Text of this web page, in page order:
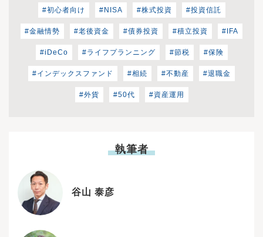
#初心者向け #NISA #株式投資 #投資信託
#金融情勢 #老後資金 #債券投資 #積立投資 #IFA
#iDeCo #ライフプランニング #節税 #保険
#インデックスファンド #相続 #不動産 #退職金
#外貨 #50代 #資産運用
執筆者
谷山 泰彦